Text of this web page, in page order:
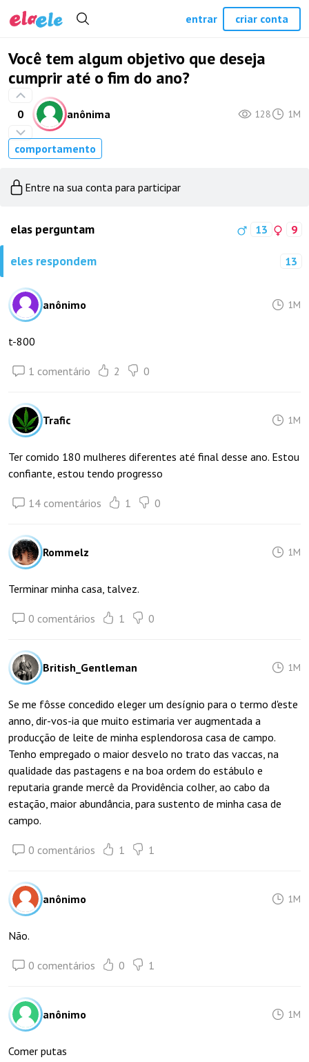
Você tem algum objetivo que deseja
cumprir até o fim do ano?
0 anônima 128 1M
comportamento
Entre na sua conta para participar
elas perguntam 13 9
eles respondem 13
anônimo 1M
t-800
1 comentário 2 0
Trafic 1M
Ter comido 180 mulheres diferentes até final desse ano. Estou
confiante, estou tendo progresso
14 comentários 1 0
Rommelz 1M
Terminar minha casa, talvez.
0 comentários 1 0
British_Gentleman 1M
Se me fôsse concedido eleger um desígnio para o termo d'este
anno, dir-vos-ia que muito estimaria ver augmentada a
producção de leite de minha esplendorosa casa de campo.
Tenho empregado o maior desvelo no trato das vaccas, na
qualidade das pastagens e na boa ordem do estábulo e
reputaria grande mercê da Providência colher, ao cabo da
estação, maior abundância, para sustento de minha casa de
campo.
0 comentários 1 1
anônimo 1M
Não.
0 comentários 0 1
anônimo 1M
Comer putas
entrar criar conta